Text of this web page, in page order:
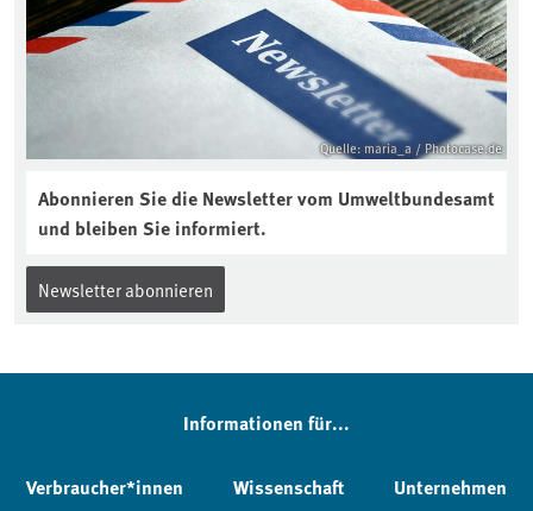
Quelle: maria_a / Photocase.de
Abonnieren Sie die Newsletter vom Umweltbundesamt
und bleiben Sie informiert.
Newsletter abonnieren
Informationen für...
Verbraucher*innen Wissenschaft Unternehmen